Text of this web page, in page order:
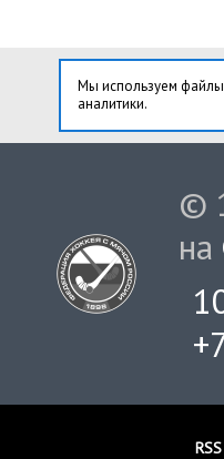
Мы используем
аналитики.
©
на
RSS